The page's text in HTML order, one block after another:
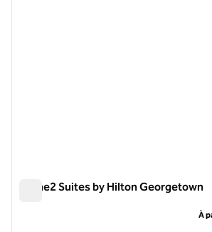
Home2 Suites by Hilton Georgetown
À